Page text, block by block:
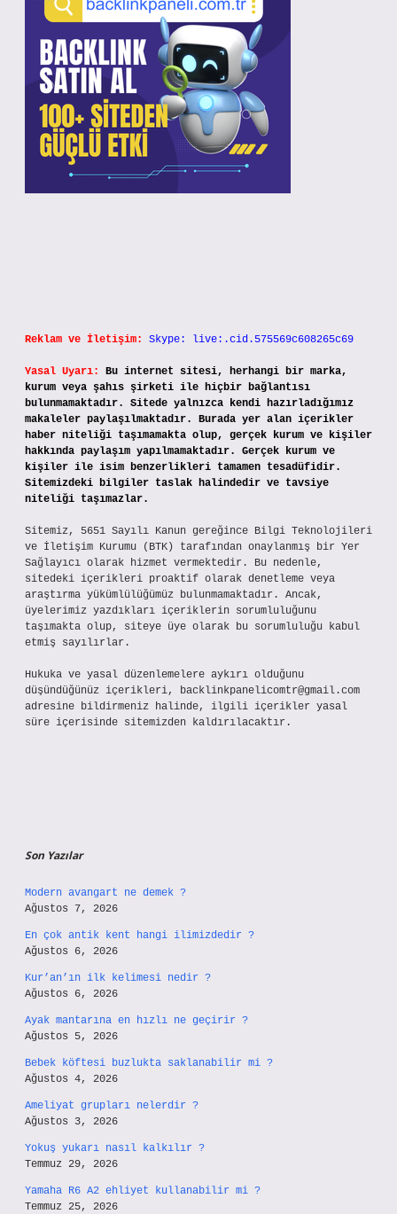
Reklam ve İletişim: Skype: live:.cid.575569c608265c69
Yasal Uyarı:
Bu internet sitesi, herhangi bir marka,
kurum veya şahıs şirketi ile hiçbir bağlantısı
bulunmamaktadır. Sitede yalnızca kendi hazırladığımız
makaleler paylaşılmaktadır. Burada yer alan içerikler
haber niteliği taşımamakta olup, gerçek kurum ve kişiler
hakkında paylaşım yapılmamaktadır. Gerçek kurum ve
kişiler ile isim benzerlikleri tamamen tesadüfidir.
Sitemizdeki bilgiler taslak halindedir ve tavsiye
niteliği taşımazlar.
Sitemiz, 5651 Sayılı Kanun gereğince Bilgi Teknolojileri
ve İletişim Kurumu (BTK) tarafından onaylanmış bir Yer
Sağlayıcı olarak hizmet vermektedir. Bu nedenle,
sitedeki içerikleri proaktif olarak denetleme veya
araştırma yükümlülüğümüz bulunmamaktadır. Ancak,
üyelerimiz yazdıkları içeriklerin sorumluluğunu
taşımakta olup, siteye üye olarak bu sorumluluğu kabul
etmiş sayılırlar.
Hukuka ve yasal düzenlemelere aykırı olduğunu
düşündüğünüz içerikleri, backlinkpanelicomtr@gmail.com
adresine bildirmeniz halinde, ilgili içerikler yasal
süre içerisinde sitemizden kaldırılacaktır.
Son Yazılar
Modern avangart ne demek ?
Ağustos 7, 2026
En çok antik kent hangi ilimizdedir ?
Ağustos 6, 2026
Kur’an’ın ilk kelimesi nedir ?
Ağustos 6, 2026
Ayak mantarına en hızlı ne geçirir ?
Ağustos 5, 2026
Bebek köftesi buzlukta saklanabilir mi ?
Ağustos 4, 2026
Ameliyat grupları nelerdir ?
Ağustos 3, 2026
Yokuş yukarı nasıl kalkılır ?
Temmuz 29, 2026
Yamaha R6 A2 ehliyet kullanabilir mi ?
Temmuz 25, 2026